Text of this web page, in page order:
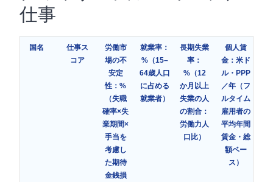
仕事
国名
仕事ス
コア
労働市
場の不
安定
性：%
（失職
確率×失
業期間×
手当を
考慮し
た期待
金銭損
就業率：
%（15–
64歳人口
に占める
就業者）
長期失業
率：
%（12
か月以上
失業の人
の割合：
労働力人
口比）
個人賃
金：米ド
ル・PPP
／年（フ
ルタイム
雇用者の
平均年間
賃金・総
額ベー
ス）